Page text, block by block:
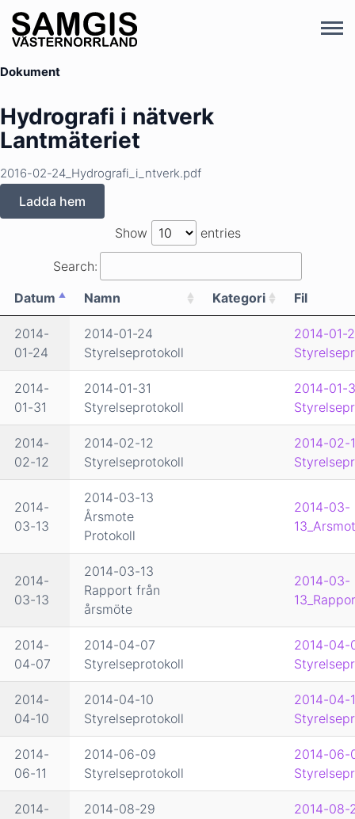
Dokument
Hydrografi i nätverk
Lantmäteriet
2016-02-24_Hydrografi_i_ntverk.pdf
Ladda hem
Show
entries
Search:
Datum
Namn Kategori Fil
2014-
01-24
2014-01-24
Styrelseprotokoll
2014-01-
2014-
01-31
2014-01-31
Styrelseprotokoll
2014-01-
2014-
02-12
2014-02-12
Styrelseprotokoll
2014-02-
2014-
03-13
2014-03-13
Årsmote
Protokoll
2014-03-
2014-
03-13
2014-03-13
Rapport från
årsmöte
2014-03-
2014-
04-07
2014-04-07
Styrelseprotokoll
2014-04-
2014-
04-10
2014-04-10
Styrelseprotokoll
2014-04-
2014-
06-11
2014-06-09
Styrelseprotokoll
2014-06-
2014-
2014-08-29
2014-08-